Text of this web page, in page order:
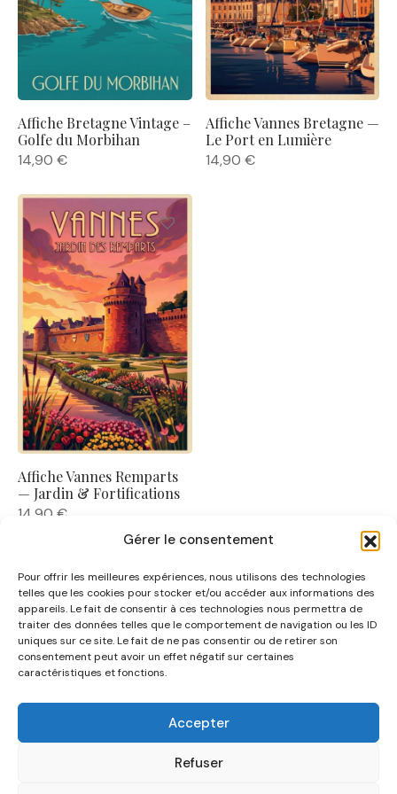
Gérer le consentement
Pour offrir les meilleures expériences, nous utilisons des technologies
telles que les cookies pour stocker et/ou accéder aux informations des
appareils. Le fait de consentir à ces technologies nous permettra de
traiter des données telles que le comportement de navigation ou les ID
uniques sur ce site. Le fait de ne pas consentir ou de retirer son
consentement peut avoir un effet négatif sur certaines
caractéristiques et fonctions.
Accepter
Refuser
Affiche Bretagne Vintage –
Golfe du Morbihan
14,90 €
Affiche Vannes Bretagne —
Le Port en Lumière
14,90 €
Affiche Vannes Remparts
— Jardin & Fortifications
14,90 €
NOUS CONNAÎTRE